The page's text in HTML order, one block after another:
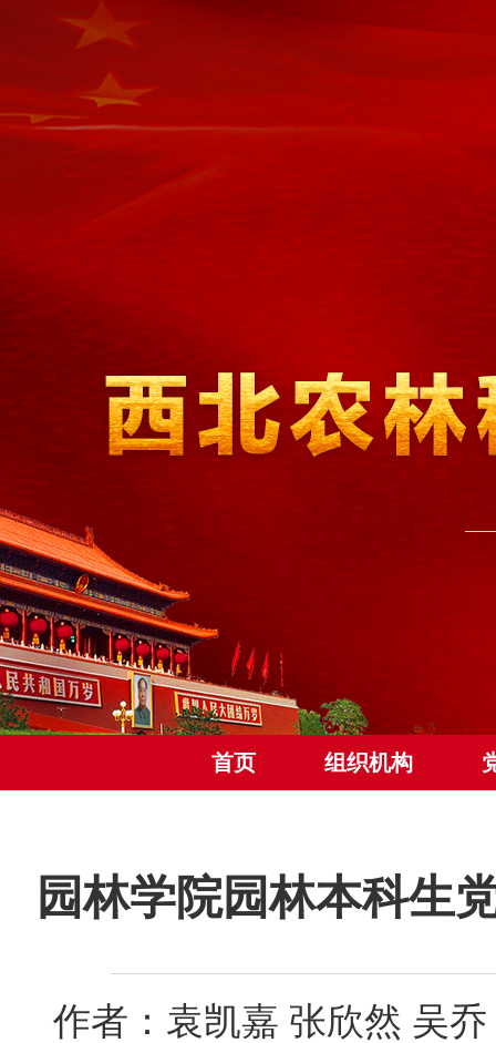
首页 组织机构
园林学院园林本科生
作者：袁凯嘉 张欣然 吴